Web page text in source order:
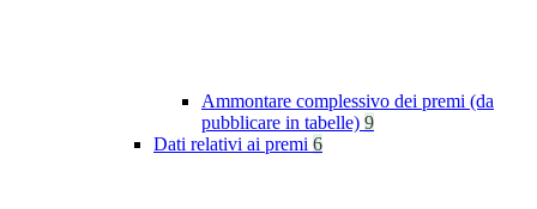
Ammontare complessivo dei premi (da
pubblicare in tabelle) 9
Dati relativi ai premi 6